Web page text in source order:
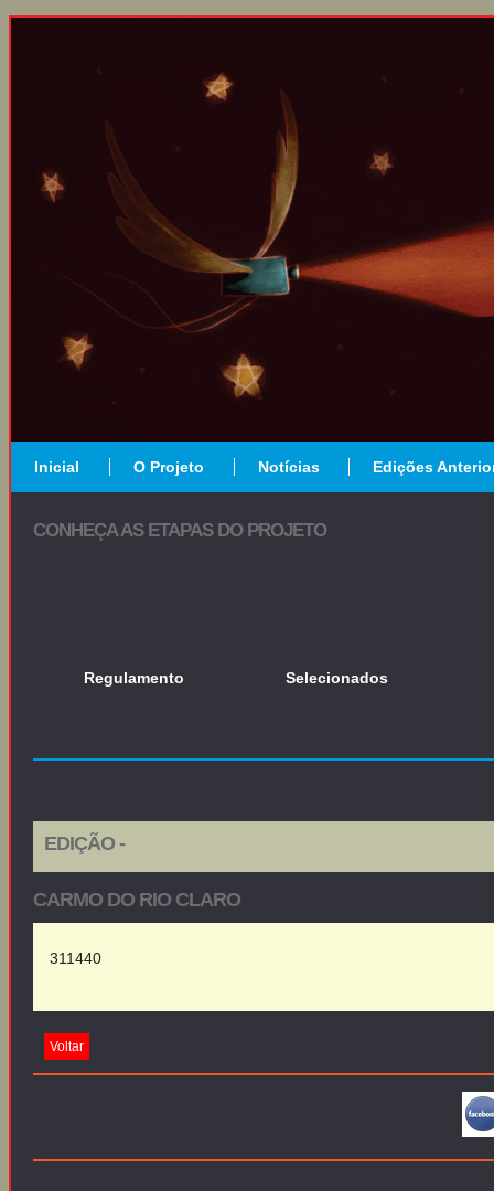
Inicial O Projeto Notícias Edições
CONHEÇA AS ETAPAS DO PROJETO
Regulamento Selecionados
EDIÇÃO -
CARMO DO RIO CLARO
311440
Voltar